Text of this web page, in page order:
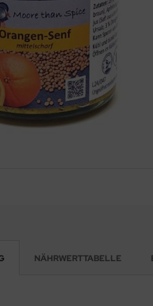
NÄHRWERTTABELLE